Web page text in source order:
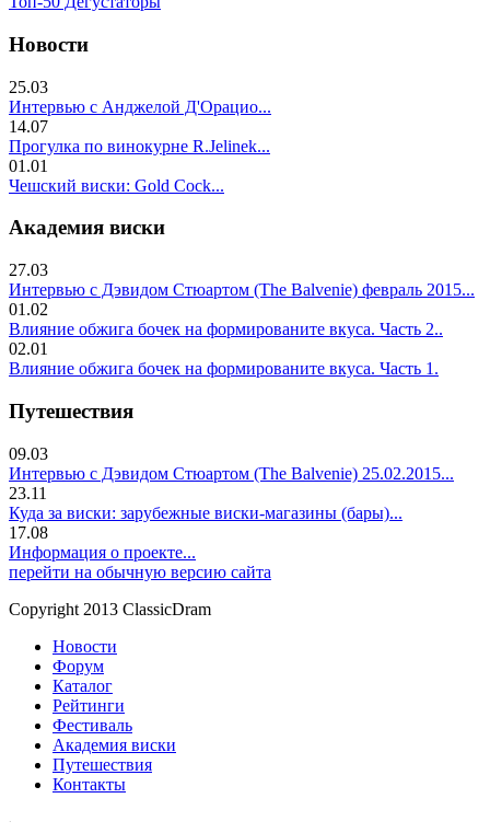
Новости
25.03
Интервью с Анджелой Д'Орацио...
14.07
Прогулка по винокурне R.Jelinek...
01.01
Чешский виски: Gold Cock...
Академия виски
27.03
Интервью с Дэвидом Стюартом (The Balvenie) февраль 2015...
01.02
Влияние обжига бочек на формированите вкуса. Часть 2..
02.01
Влияние обжига бочек на формированите вкуса. Часть 1.
Путешествия
09.03
Интервью с Дэвидом Стюартом (The Balvenie) 25.02.2015...
23.11
Куда за виски: зарубежные виски-магазины (бары)...
17.08
Информация о проекте...
перейти на обычную версию сайта
Copyright 2013 ClassicDram
Новости
Форум
Каталог
Рейтинги
Фестиваль
Академия виски
Путешествия
Контакты